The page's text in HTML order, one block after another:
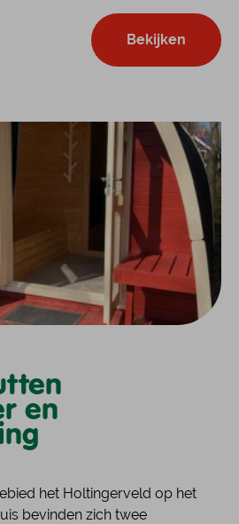
Bekijken
en
het Holtingerveld op het
bevinden zich twee